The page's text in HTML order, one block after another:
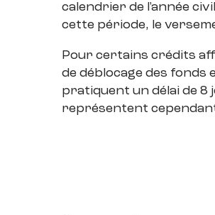
calendrier de l'année
cette période, le
Pour certains crédits
de déblocage des fonds
pratiquent un délai de 8
représentent